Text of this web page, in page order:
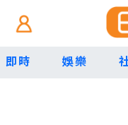
即時 娛樂